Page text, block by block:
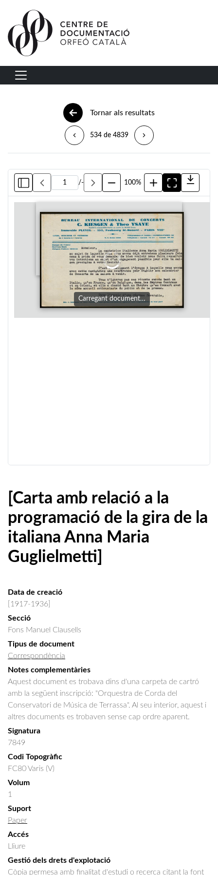
Vés al contingut
Navegació principal
Tornar als resultats
534 de 4839
/- 100%
Carregant document…
[Carta amb relació a la
programació de la gira de la
italiana Anna Maria
Guglielmetti]
Data de creació
[1917-1936]
Secció
Fons Manuel Clausells
Tipus de document
Correspondència
Notes complementàries
Aquest document es trobava dins d'una carpeta de cartró
amb la següent inscripció: "Orquestra de Corda del
Conservatori de Música de Terrassa". Al seu interior, aquest i
altres documents es trobaven sense cap ordre aparent.
Signatura
7849
Codi Topogràfic
FC80 Varis (V)
Volum
1
Suport
Paper
Accés
Lliure
Gestió dels drets d'explotació
Còpia permesa amb finalitat d'estudi o recerca citant la font